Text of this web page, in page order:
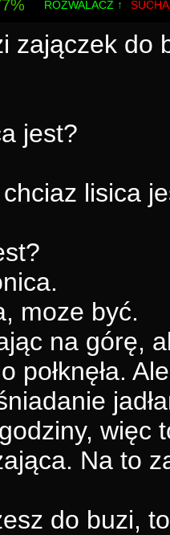
ROZWALACZ ↑
zajączek do
jest?
lisica
moze być.
na górę,
połknęła.
więc
Na to
do buzi,